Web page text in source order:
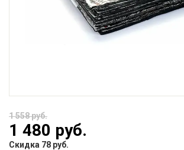
1 558 руб.
1 480 руб.
Скидка 78 руб.